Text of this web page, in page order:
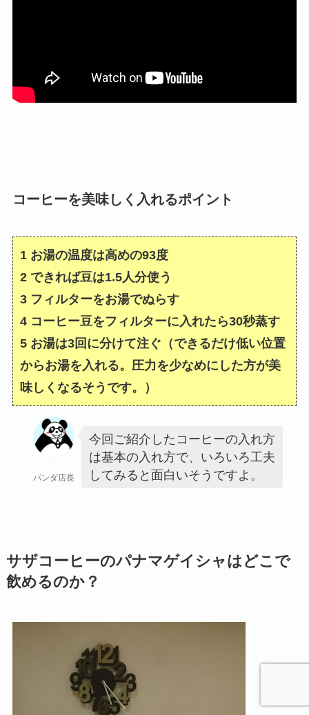
コーヒーを美味しく入れるポイント
1 お湯の温度は高めの93度
2 できれば豆は1.5人分使う
3 フィルターをお湯でぬらす
4 コーヒー豆をフィルターに入れたら30秒蒸す
5 お湯は3回に分けて注ぐ（できるだけ低い位置
からお湯を入れる。圧力を少なめにした方が美
味しくなるそうです。）
パンダ店長
今回ご紹介したコーヒーの入れ方
は基本の入れ方で、いろいろ工夫
してみると面白いそうですよ。
サザコーヒーのパナマゲイシャはどこで
飲めるのか？